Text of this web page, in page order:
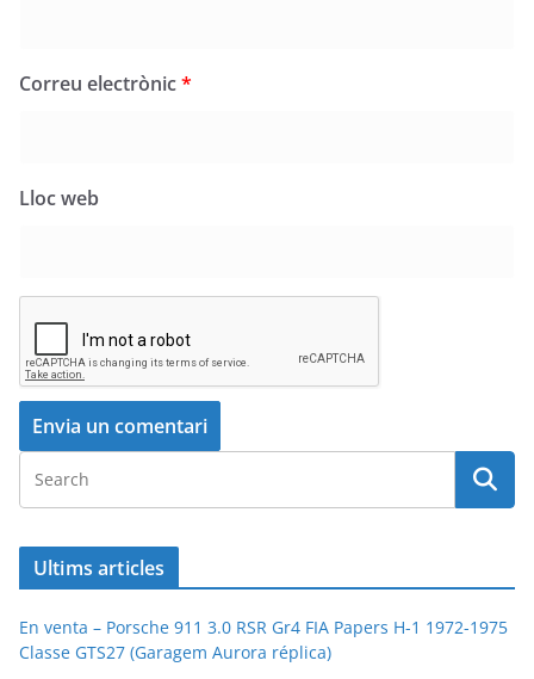
Correu electrònic*
Lloc web
Ultims articles
En venta – Porsche 911 3.0 RSR Gr4 FIA Papers H-1 1972-1975
Classe GTS27 (Garagem Aurora réplica)